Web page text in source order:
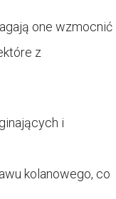
one wzmocnić
z
i
kolanowego, co